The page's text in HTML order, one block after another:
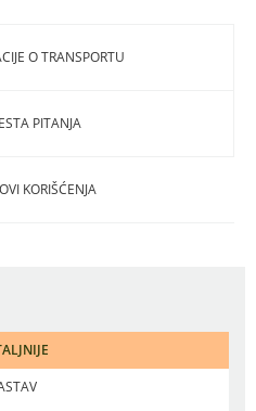
O TRANSPORTU
PITANJA
KORIŠĆENJA